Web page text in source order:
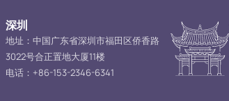
深圳
地址：中国广东省深圳市福田区侨香路
3022号合正置地大厦11楼
电话：+86-153-2346-6341